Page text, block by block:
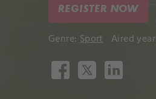
REGISTER NOW
Genre: Sport Aired